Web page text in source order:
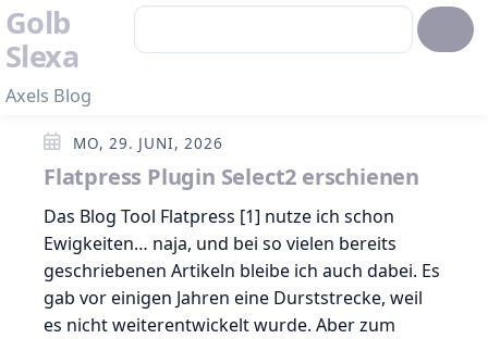
Golb
Slexa
Axels Blog
MO, 29. JUNI, 2026
Flatpress Plugin Select2 erschienen
Das Blog Tool Flatpress [1] nutze ich schon
Ewigkeiten… naja, und bei so vielen bereits
geschriebenen Artikeln bleibe ich auch dabei. Es
gab vor einigen Jahren eine Durststrecke, weil
es nicht weiterentwickelt wurde. Aber zum